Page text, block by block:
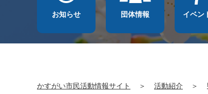
お知らせ 団体情報 イベン
かすがい市民活動情報サイト ＞ 活動紹介 ＞